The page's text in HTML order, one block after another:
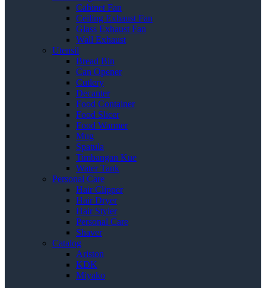
Cabinet Fan
Ceiling Exhaust Fan
Glass Exhaust Fan
Wall Exhaust
Utensil
Bread Bin
Can Opener
Cutlery
Decanter
Food Container
Food Slicer
Food Warmer
Mug
Spatula
Timbangan Kue
Water Tank
Personal Care
Hair Clipper
Hair Dryer
Hair Styler
Personal Care
Shaver
Catalog
Ariston
KDK
Miyako